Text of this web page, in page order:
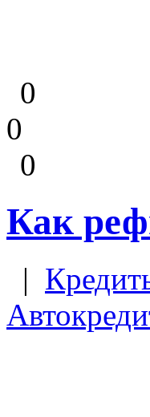
0
0
0
Как
|